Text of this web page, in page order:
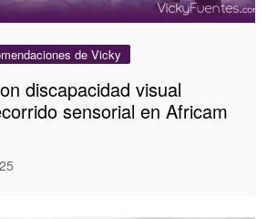
de Vicky
discapacidad visual
sensorial en Africam